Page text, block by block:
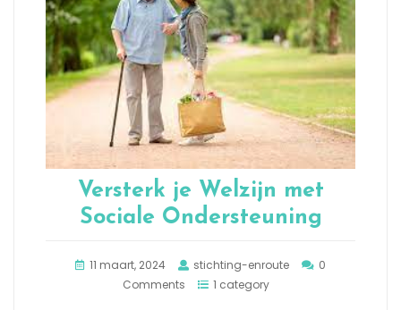
Versterk je Welzijn met
Sociale Ondersteuning
11 maart, 2024 stichting-enroute
0
Comments
1 category